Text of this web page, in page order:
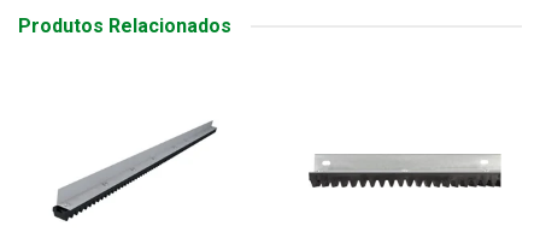
Produtos Relacionados